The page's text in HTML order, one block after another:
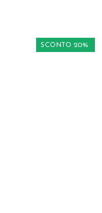
SCONTO 20%